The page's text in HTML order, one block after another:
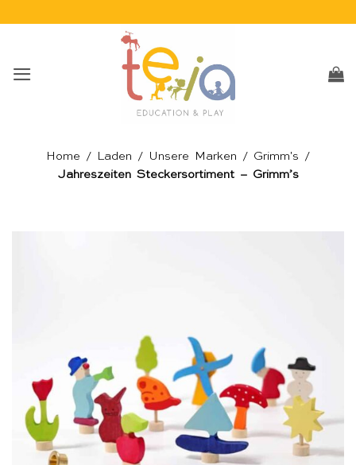
Home / Laden / Unsere Marken / Grimm's /
Jahreszeiten Steckersortiment – Grimm’s